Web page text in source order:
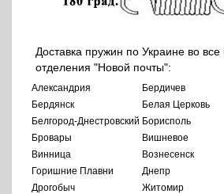
Доставка пружин по Украине во все
отделения "Новой почты":
Александрия
Бердичев
Бердянск
Белая Церковь
Белгород-Днестровский Борисполь
Бровары
Вишневое
Винница
Вознесенск
Горишние Плавни
Днепр
Дрогобыч
Житомир